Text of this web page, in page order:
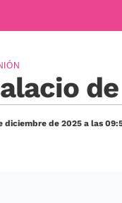
diciembre de 2025 a las